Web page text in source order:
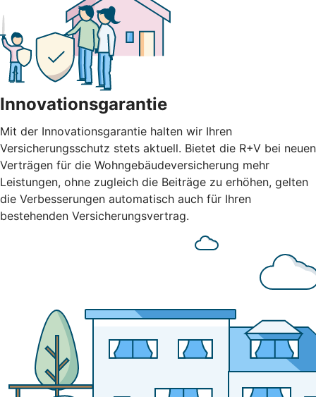
Innovationsgarantie
Mit der Innovationsgarantie halten wir Ihren
Versicherungsschutz stets aktuell. Bietet die R+V bei neuen
Verträgen für die Wohngebäudeversicherung mehr
Leistungen, ohne zugleich die Beiträge zu erhöhen, gelten
die Verbesserungen automatisch auch für Ihren
bestehenden Versicherungsvertrag.